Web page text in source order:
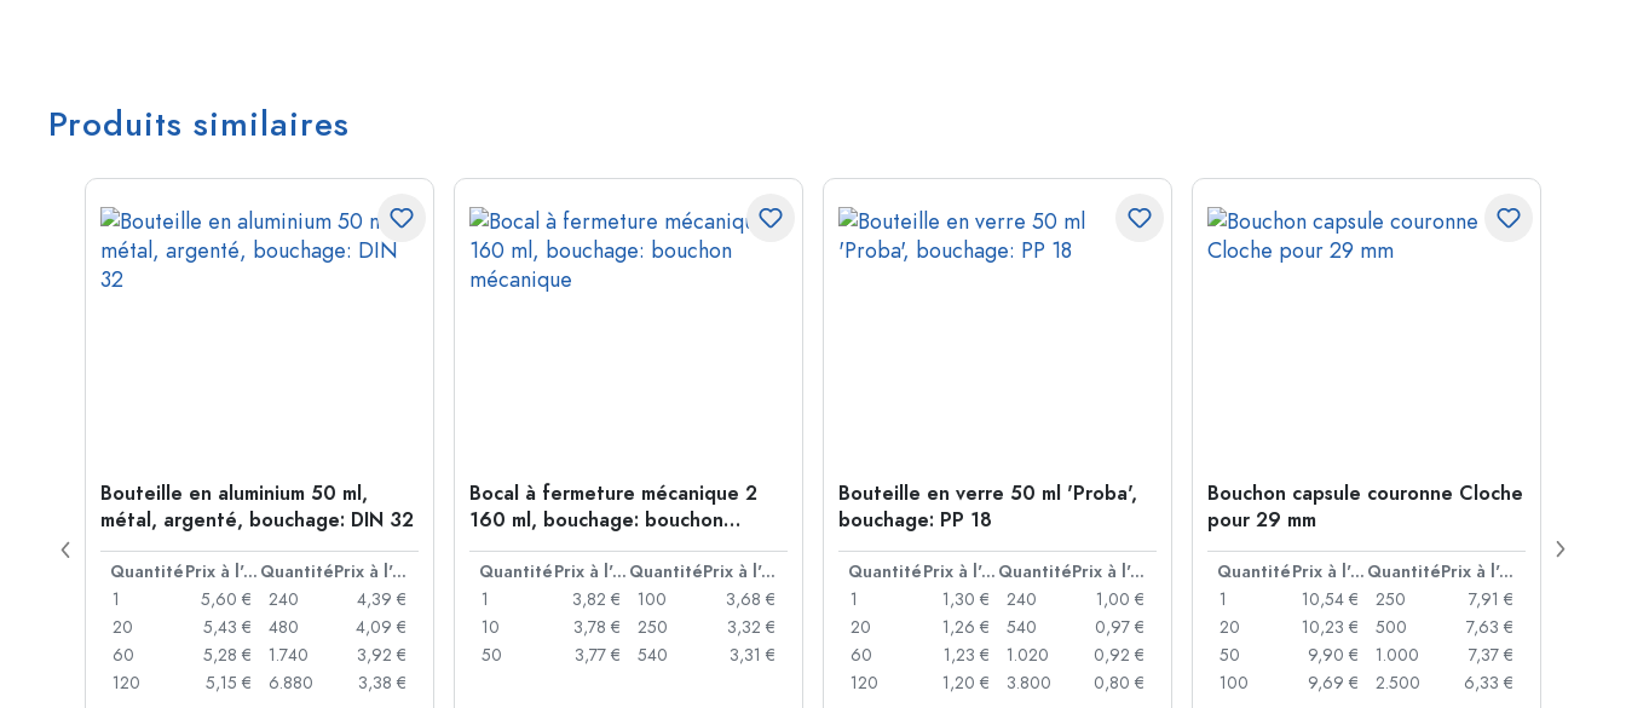
Produits similaires
Bouteille en aluminium 50 ml,
métal, argenté, bouchage: DIN 32
Quantité Prix à l'unité Quantité
Prix à l'unité
1
5,60 €
20
5,43 €
60
5,28 €
120
5,15 €
240
4,39 €
480
4,09 €
1.740
3,92 €
6.880
3,38 €
Bocal à fermeture mécanique 2
160 ml, bouchage: bouchon
mécanique
Quantité Prix à l'unité Quantité
Prix à l'unité
1
3,82 €
10
3,78 €
50
3,77 €
100
3,68 €
250
3,32 €
540
3,31 €
Bouteille en verre 50 ml 'Proba',
bouchage: PP 18
Quantité Prix à l'unité Quantité
Prix à l'unité
1
1,30 €
20
1,26 €
60
1,23 €
120
1,20 €
240
1,00 €
540
0,97 €
1.020
0,92 €
3.800
0,80 €
Bouchon capsule couronne Cloche
pour 29 mm
Quantité Prix à l'unité Quantité
Prix à l'unité
1
10,54 €
20
10,23 €
50
9,90 €
100
9,69 €
250
7,91 €
500
7,63 €
1.000
7,37 €
2.500
6,33 €